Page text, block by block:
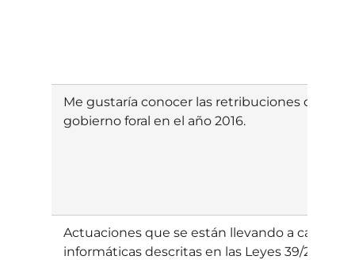
Me gustaría conocer las retribuciones del
gobierno foral en el año 2016.
Actuaciones que se están llevando a cabo
informáticas descritas en las Leyes 39/2015 y